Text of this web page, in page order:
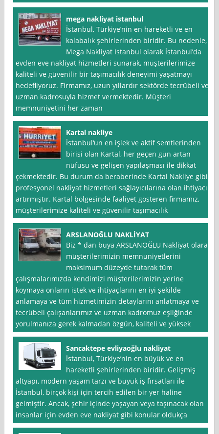
mega nakliyat istanbul
İstanbul, Türkiye’nin en hareketli ve en
kalabalık şehirlerinden biridir. Bu nedenle,
Mega Nakliyat Istanbul olarak İstanbul’da
evden eve nakliyat hizmetleri sunarak, müşterilerimize
kaliteli ve güvenilir bir taşımacılık deneyimi yaşatmayı
hedefliyoruz. Firmamız, uzun yıllardır sektörde tecrübeli ve
uzman kadrosuyla hizmet vermektedir. Müşteri
memnuniyetini her zaman
Kartal nakliye
İstanbul‘un en işlek ve aktif semtlerinden
birisi olan Kartal, her geçen gün artan
nüfusu ve gelişen yapılaşması ile dikkat
çekmektedir. Bu durum da beraberinde Kartal Nakliye gibi
profesyonel nakliyat hizmetleri sağlayıcılarına olan ihtiyacı
artırmıştır. Kartal bölgesinde faaliyet gösteren firmamız,
müşterilerimize kaliteli ve güvenilir taşımacılık
ARSLANOĞLU NAKLİYAT
Biz * dan buya ARSLANOĞLU Nakliyat olarak
müşterilerimizin memnuniyetlerini
maksimum düzeyde tutarak tüm
çalışmalarımızda kendimizi müşterilerimizin yerine
koymaya onların istek ve ihtiyaçlarını en iyi şekilde
anlamaya ve tüm hizmetimizin detaylarını anlatmaya ve
tecrübeli çalışanlarımız ve uzman kadromuz eşliğinde
yorulmanıza gerek kalmadan özgün, kaliteli ve yüksek
Sancaktepe evliyaoğlu nakliyat
İstanbul, Türkiye’nin en büyük ve en
hareketli şehirlerinden biridir. Gelişmiş
altyapı, modern yaşam tarzı ve büyük iş fırsatları ile
İstanbul, birçok kişi için tercih edilen bir yer haline
gelmiştir. Ancak, şehir içinde yaşayan veya taşınacak olan
insanlar için evden eve nakliyat gibi konular oldukça